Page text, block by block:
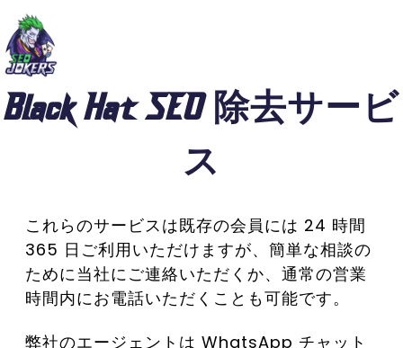
Black Hat SEO 除去サービ
ス
これらのサービスは既存の会員には 24 時間
365 日ご利用いただけますが、簡単な相談の
ために当社にご連絡いただくか、通常の営業
時間内にお電話いただくことも可能です。
弊社のエージェントは WhatsApp チャット